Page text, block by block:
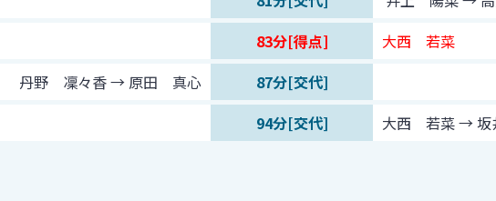
83分[得点]
大西 若菜
丹野 凜々香 → 原田 真心
87分[交代]
94分[交代]
大西 若菜 →